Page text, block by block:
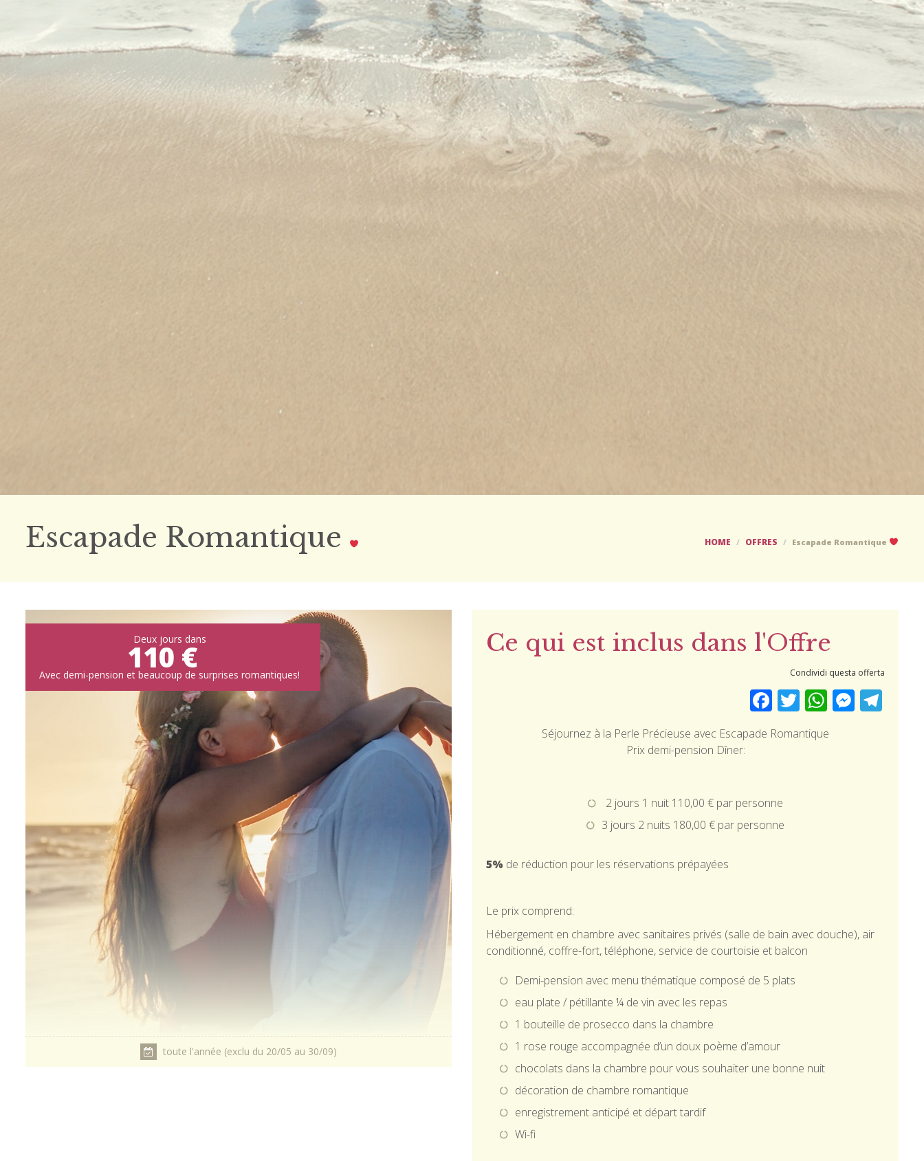
Escapade Romantique HOME OFFRES Escapade Romantique
Deux jours dans
110 €
Avec demi-pension et beaucoup de surprises romantiques!
toute l'année (exclu du 20/05 au 30/09)
Ce qui est inclus dans l'Offre
Condividi questa offerta
FacebookTwitter WhatsAppMessenger
Séjournez à la Perle Précieuse avec Escapade Romantique
Prix ​​demi-pension Dîner:
2 jours 1 nuit 110,00 € par personne
3 jours 2 nuits 180,00 € par personne
5% de réduction pour les réservations prépayées
Le prix comprend:
Hébergement en chambre avec sanitaires privés (salle de bain avec douche), air
conditionné, coffre-fort, téléphone, service de courtoisie et balcon
Demi-pension avec menu thématique composé de 5 plats
eau plate / pétillante ¼ de vin avec les repas
1 bouteille de prosecco dans la chambre
1 rose rouge accompagnée d’un doux poème d’amour
chocolats dans la chambre pour vous souhaiter une bonne nuit
décoration de chambre romantique
enregistrement anticipé et départ tardif
Wi-fi